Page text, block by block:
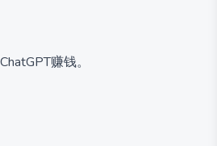
赚钱。